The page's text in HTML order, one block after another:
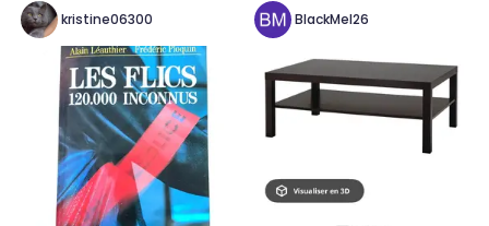
kristine06300 BlackMel26